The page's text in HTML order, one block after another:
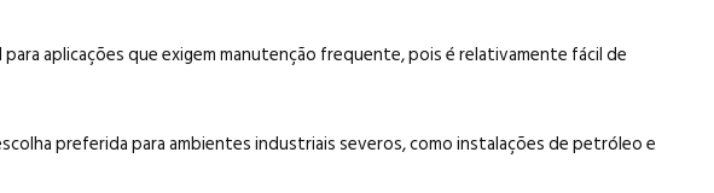
aplicações que exigem manutenção frequente, pois é relativamente fácil de
preferida para ambientes industriais severos, como instalações de petróleo e